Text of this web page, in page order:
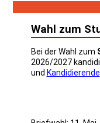
Wahl zum
Bei der Wahl zum
2026/2027
und Kandidierende